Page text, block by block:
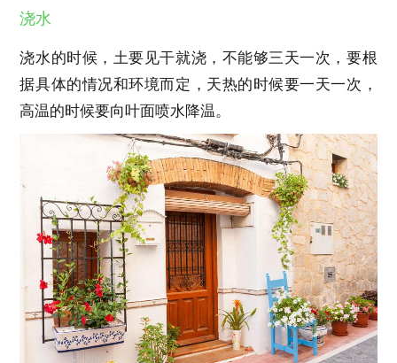
浇水
浇水的时候，土要见干就浇，不能够三天一次，要根
据具体的情况和环境而定，天热的时候要一天一次，
高温的时候要向叶面喷水降温。